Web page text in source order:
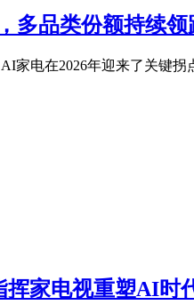
多品类份额持续领
家电在2026年迎来了关键
挥家电视重塑AI时